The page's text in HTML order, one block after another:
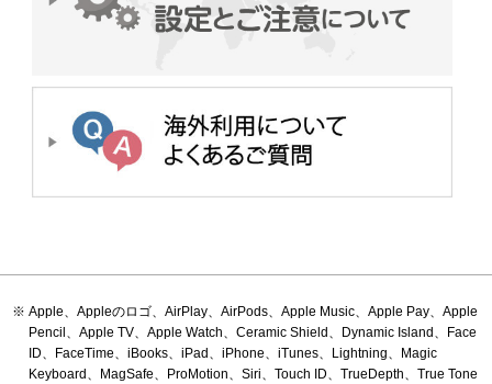
Apple、Appleのロゴ、AirPlay、AirPods、Apple Music、Apple Pay、Apple
Pencil、Apple TV、Apple Watch、Ceramic Shield、Dynamic Island、Face
ID、FaceTime、iBooks、iPad、iPhone、iTunes、Lightning、Magic
Keyboard、MagSafe、ProMotion、Siri、Touch ID、TrueDepth、True Tone